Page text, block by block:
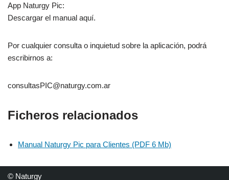
App Naturgy Pic:
Descargar el manual aquí.
Por cualquier consulta o inquietud sobre la aplicación, podrá
escribirnos a:
consultasPIC@naturgy.com.ar
Ficheros relacionados
Manual Naturgy Pic para Clientes (PDF 6 Mb)
© Naturgy